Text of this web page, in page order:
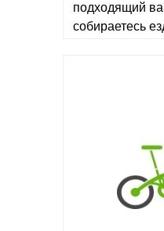
подходящий
собираетесь